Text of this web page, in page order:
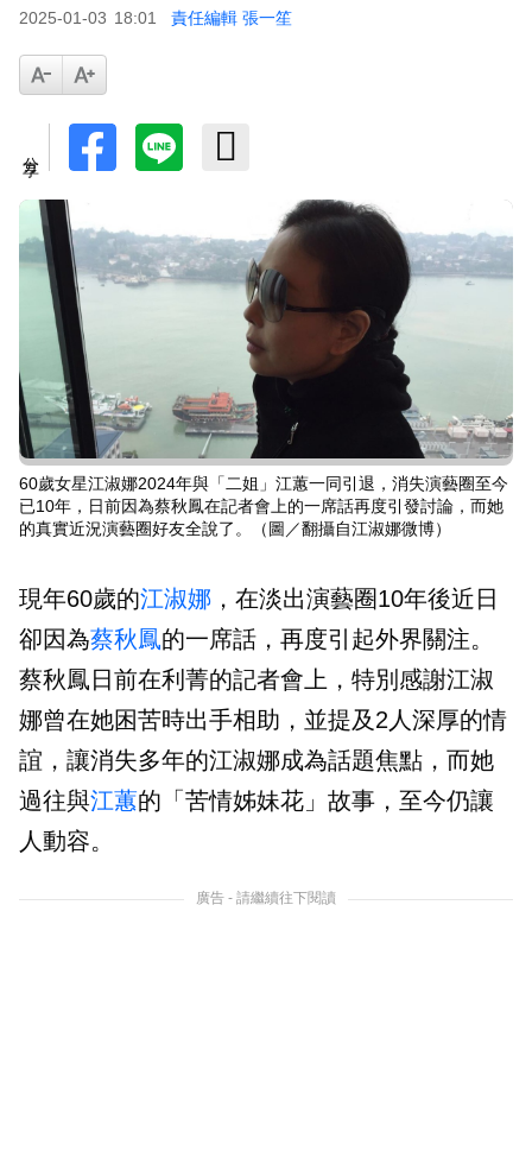
代役
泰男團Dragon 5男星爆死訊！騎單車離家失聯 陳
屍河中驚見「20公斤重物」
女星告別9年演藝圈！轉行當計程車司機 曝收入：
比演員賺更多
蔡阿嘎陷爭議！蘿拉神隱19個月首發文 遭酸「詐
騙集團回歸」回應了
下載東森App，隨時掌握天下大小事！
TWICE定延不續約！手寫信宣布離開JYP 簽新東
家成邊佑錫師妹
2025-01-03 18:01 責任編輯 張一笙
60歲女星江淑娜2024年與「二姐」江蕙一同引退，消失演藝圈至今
已10年，日前因為蔡秋鳳在記者會上的一席話再度引發討論，而她
的真實近況演藝圈好友全說了。（圖／翻攝自江淑娜微博）
現年60歲的江淑娜 ，在淡出演藝圈10年後近日
卻因為蔡秋鳳的一席話，再度引起外界關注。
蔡秋鳳日前在利菁的記者會上，特別感謝江淑
娜曾在她困苦時出手相助，並提及2人深厚的情
誼，讓消失多年的江淑娜成為話題焦點，而她
過往與江蕙的「苦情姊妹花」故事，至今仍讓
人動容。
廣告 - 請繼續往下閱讀